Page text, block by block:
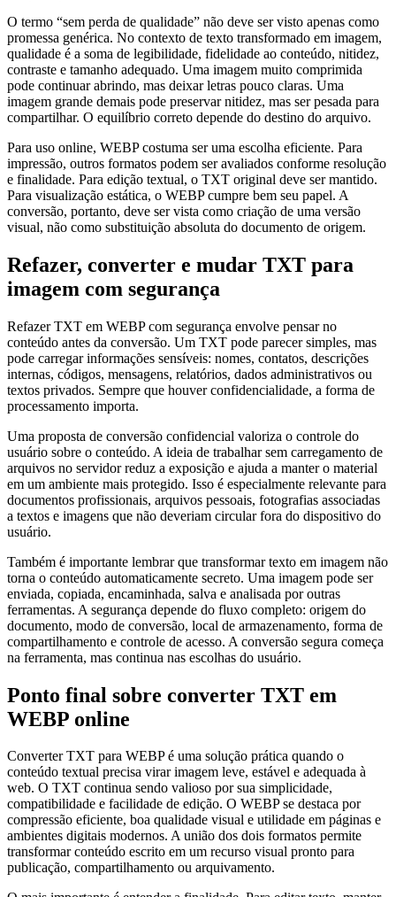
O termo “sem perda de qualidade” não deve ser visto apenas como
promessa genérica. No contexto de texto transformado em imagem,
qualidade é a soma de legibilidade, fidelidade ao conteúdo, nitidez,
contraste e tamanho adequado. Uma imagem muito comprimida
pode continuar abrindo, mas deixar letras pouco claras. Uma
imagem grande demais pode preservar nitidez, mas ser pesada para
compartilhar. O equilíbrio correto depende do destino do arquivo.
Para uso online, WEBP costuma ser uma escolha eficiente. Para
impressão, outros formatos podem ser avaliados conforme resolução
e finalidade. Para edição textual, o TXT original deve ser mantido.
Para visualização estática, o WEBP cumpre bem seu papel. A
conversão, portanto, deve ser vista como criação de uma versão
visual, não como substituição absoluta do documento de origem.
Refazer, converter e mudar TXT para
imagem com segurança
Refazer TXT em WEBP com segurança envolve pensar no
conteúdo antes da conversão. Um TXT pode parecer simples, mas
pode carregar informações sensíveis: nomes, contatos, descrições
internas, códigos, mensagens, relatórios, dados administrativos ou
textos privados. Sempre que houver confidencialidade, a forma de
processamento importa.
Uma proposta de conversão confidencial valoriza o controle do
usuário sobre o conteúdo. A ideia de trabalhar sem carregamento de
arquivos no servidor reduz a exposição e ajuda a manter o material
em um ambiente mais protegido. Isso é especialmente relevante para
documentos profissionais, arquivos pessoais, fotografias associadas
a textos e imagens que não deveriam circular fora do dispositivo do
usuário.
Também é importante lembrar que transformar texto em imagem não
torna o conteúdo automaticamente secreto. Uma imagem pode ser
enviada, copiada, encaminhada, salva e analisada por outras
ferramentas. A segurança depende do fluxo completo: origem do
documento, modo de conversão, local de armazenamento, forma de
compartilhamento e controle de acesso. A conversão segura começa
na ferramenta, mas continua nas escolhas do usuário.
Ponto final sobre converter TXT em
WEBP online
Converter TXT para WEBP é uma solução prática quando o
conteúdo textual precisa virar imagem leve, estável e adequada à
web. O TXT continua sendo valioso por sua simplicidade,
compatibilidade e facilidade de edição. O WEBP se destaca por
compressão eficiente, boa qualidade visual e utilidade em páginas e
ambientes digitais modernos. A união dos dois formatos permite
transformar conteúdo escrito em um recurso visual pronto para
publicação, compartilhamento ou arquivamento.